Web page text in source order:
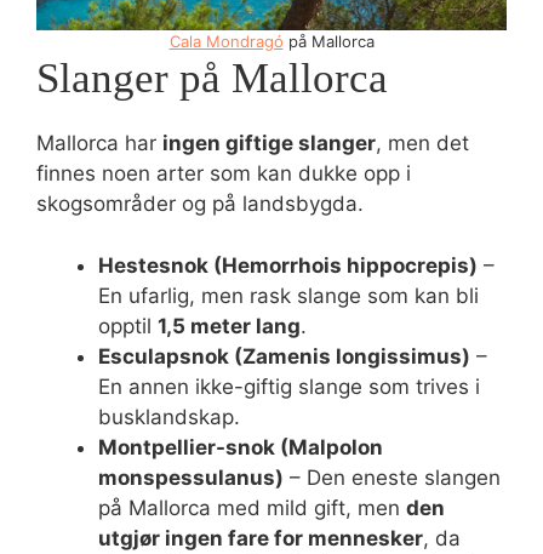
Cala Mondragó på Mallorca
Slanger på Mallorca
Mallorca har ingen giftige slanger, men det
finnes noen arter som kan dukke opp i
skogsområder og på landsbygda.
Hestesnok (Hemorrhois hippocrepis) –
En ufarlig, men rask slange som kan bli
opptil 1,5 meter lang.
Esculapsnok (Zamenis longissimus) –
En annen ikke-giftig slange som trives i
busklandskap.
Montpellier-snok (Malpolon
monspessulanus) – Den eneste slangen
på Mallorca med mild gift, men den
utgjør ingen fare for mennesker, da